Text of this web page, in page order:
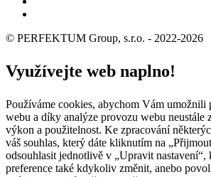
© PERFEKTUM Group, s.r.o. - 2022-2026
Využívejte web naplno!
Používáme cookies, abychom Vám umožnili
webu a díky analýze provozu webu neustále
výkon a použitelnost. Ke zpracování
váš souhlas, který dáte kliknutím na
odsouhlasit jednotlivě v „Upravit nastavení“,
preference také kdykoliv změnit, anebo